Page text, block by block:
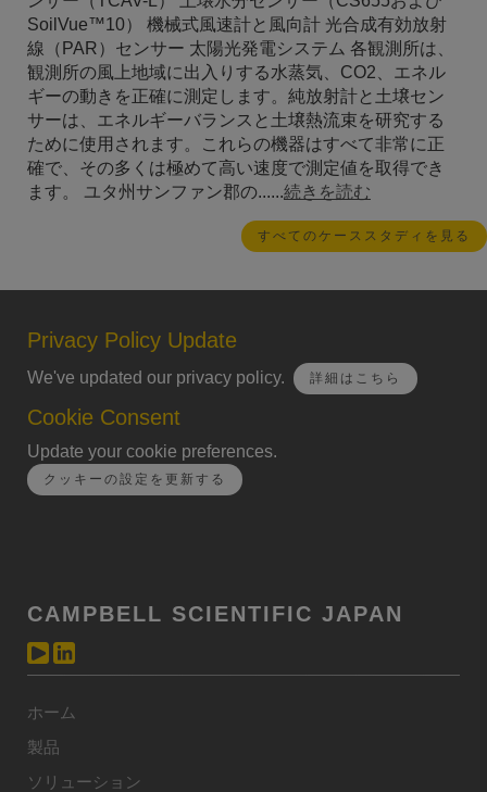
SoilVue™10） 機械式風速計と風向計 光合成有効放射
線（PAR）センサー 太陽光発電システム 各観測所は、
観測所の風上地域に出入りする水蒸気、CO2、エネル
ギーの動きを正確に測定します。純放射計と土壌セン
サーは、エネルギーバランスと土壌熱流束を研究する
ために使用されます。これらの機器はすべて非常に正
確で、その多くは極めて高い速度で測定値を取得でき
ます。 ユタ州サンファン郡の......続きを読む
すべてのケーススタディを見る
Privacy Policy Update
We've updated our privacy policy. 詳細はこちら
Cookie Consent
Update your cookie preferences.
クッキーの設定を更新する
CAMPBELL SCIENTIFIC JAPAN
ホーム
製品
ソリューション